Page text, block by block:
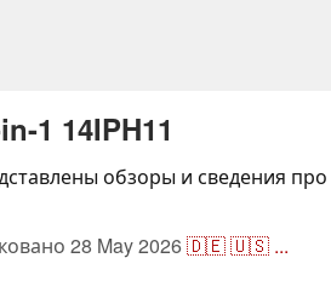
1 14IPH11
обзоры и сведения про
28 May 2026🇩🇪🇺🇸 ...